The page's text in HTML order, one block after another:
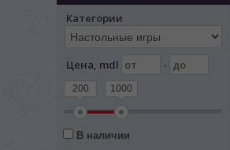
Категории
Цена, mdl -
200 1000
В наличии